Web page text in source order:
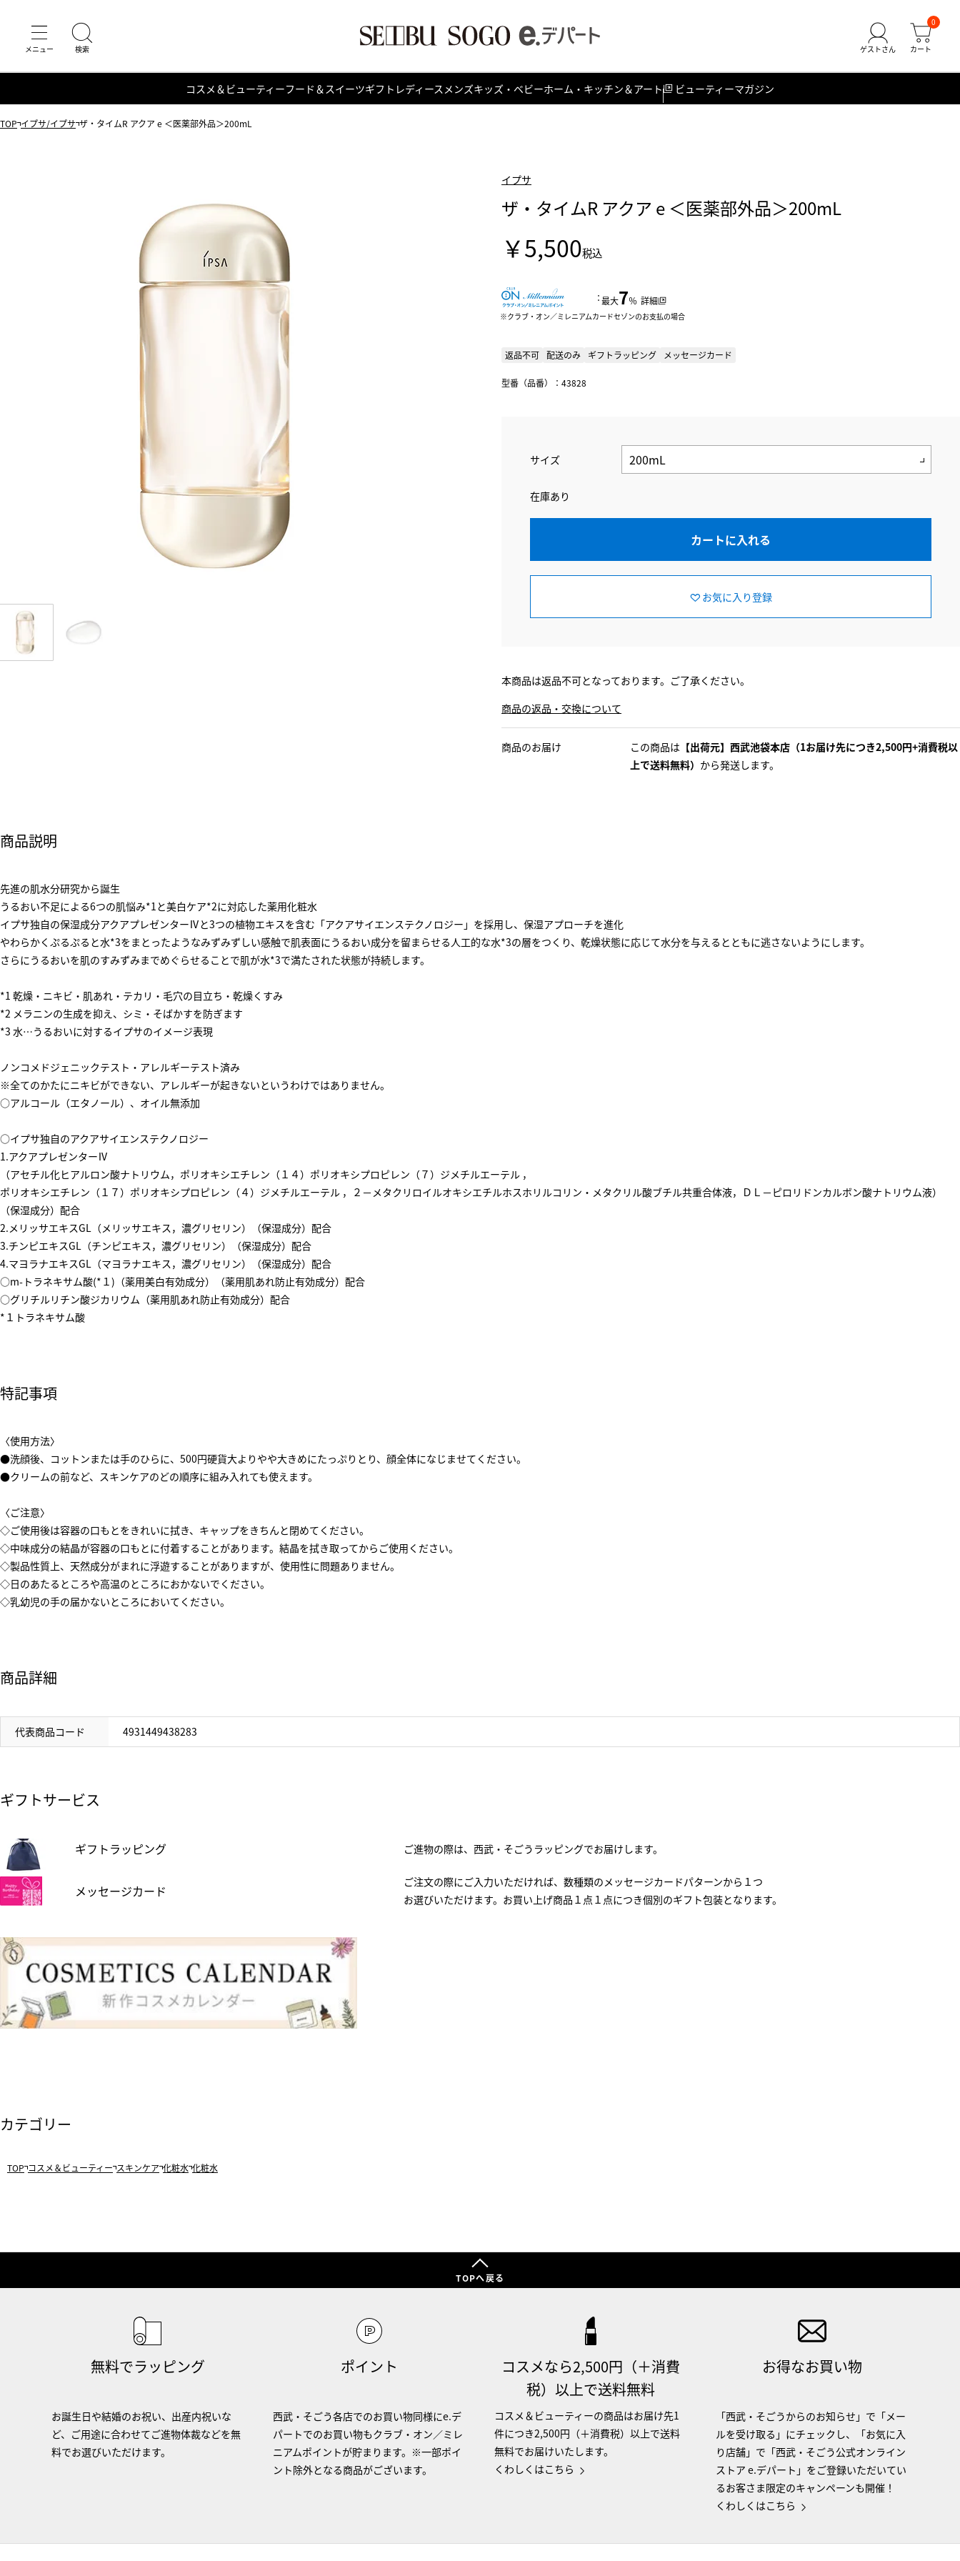
0
コスメ＆ビューティーフード＆スイーツギフト レディース メンズキッズ・ベビーホーム・キッチン＆アート ビューティーマガジン
TOP イプサ/イプサ ザ・タイムR アクア e ＜医薬部外品＞200mL
イプサ
ザ・タイムR アクア e ＜医薬部外品＞200mL
￥5,500税込
：最大7％ 詳細
クラブ・オン／ミレニアムカードセゾンのお支払の場合
返品不可 配送のみ ギフトラッピング メッセージカード
型番（品番）：43828
サイズ
在庫あり
カートに入れる
お気に入り登録
本商品は返品不可となっております。ご了承ください。
商品の返品・交換について
商品のお届け この商品は 【出荷元】西武池袋本店（1お届け先につき2,500円+消費税以
上で送料無料） から発送します。
商品説明
先進の肌水分研究から誕生
うるおい不足による6つの肌悩み*1と美白ケア*2に対応した薬用化粧水
イプサ独自の保湿成分アクアプレゼンターⅣと3つの植物エキスを含む「アクアサイエンステクノロジー」を採用し、保湿アプローチを進化
やわらかくぷるぷると水*3をまとったようなみずみずしい感触で肌表面にうるおい成分を留まらせる人工的な水*3の層をつくり、乾燥状態に応じて水分を与えるとともに逃さないようにします。
さらにうるおいを肌のすみずみまでめぐらせることで肌が水*3で満たされた状態が持続します。
*1 乾燥・ニキビ・肌あれ・テカリ・毛穴の目立ち・乾燥くすみ
*2 メラニンの生成を抑え、シミ・そばかすを防ぎます
*3 水…うるおいに対するイプサのイメージ表現
ノンコメドジェニックテスト・アレルギーテスト済み
※全てのかたにニキビができない、アレルギーが起きないというわけではありません。
○アルコール（エタノール）、オイル無添加
○イプサ独自のアクアサイエンステクノロジー
1.アクアプレゼンターⅣ
（アセチル化ヒアルロン酸ナトリウム，ポリオキシエチレン（１４）ポリオキシプロピレン（７）ジメチルエーテル ，
ポリオキシエチレン（１７）ポリオキシプロピレン（４）ジメチルエーテル ，２－メタクリロイルオキシエチルホスホリルコリン・メタクリル酸ブチル共重合体液，ＤＬ－ピロリドンカルボン酸ナトリウム液）
（保湿成分）配合
2.メリッサエキスGL（メリッサエキス，濃グリセリン）（保湿成分）配合
3.チンピエキスGL（チンピエキス，濃グリセリン）（保湿成分）配合
4.マヨラナエキスGL（マヨラナエキス，濃グリセリン）（保湿成分）配合
○m-トラネキサム酸(*１)（薬用美白有効成分）（薬用肌あれ防止有効成分）配合
○グリチルリチン酸ジカリウム（薬用肌あれ防止有効成分）配合
*１トラネキサム酸
特記事項
〈使用方法〉
●洗顔後、コットンまたは手のひらに、500円硬貨大よりやや大きめにたっぷりとり、顔全体になじませてください。
●クリームの前など、スキンケアのどの順序に組み入れても使えます。
〈ご注意〉
◇ご使用後は容器の口もとをきれいに拭き、キャップをきちんと閉めてください。
◇中味成分の結晶が容器の口もとに付着することがあります。結晶を拭き取ってからご使用ください。
◇製品性質上、天然成分がまれに浮遊することがありますが、使用性に問題ありません。
◇日のあたるところや高温のところにおかないでください。
◇乳幼児の手の届かないところにおいてください。
商品詳細
代表商品コード 4931449438283
ギフトサービス
ギフトラッピング ご進物の際は、西武・そごうラッピングでお届けします。
メッセージカード
ご注文の際にご入力いただければ、数種類のメッセージカードパターンから１つ
お選びいただけます。お買い上げ商品１点１点につき個別のギフト包装となります。
カテゴリー
TOP コスメ＆ビューティー スキンケア 化粧水 化粧水
TOPへ戻る
無料でラッピング
お誕生日や結婚のお祝い、出産内祝いな
ど、ご用途に合わせてご進物体裁などを無
料でお選びいただけます。
ポイント
西武・そごう各店でのお買い物同様にe.デ
パートでのお買い物もクラブ・オン／ミレ
ニアムポイントが貯まります。※一部ポイ
ント除外となる商品がございます。
コスメなら2,500円（＋消費
税）以上で送料無料
コスメ＆ビューティーの商品はお届け先1
件につき2,500円（＋消費税）以上で送料
無料でお届けいたします。
くわしくはこちら
お得なお買い物
「西武・そごうからのお知らせ」で「メー
ルを受け取る」にチェックし、「お気に入
り店舗」で「西武・そごう公式オンライン
ストア e.デパート」をご登録いただいてい
るお客さま限定のキャンペーンも開催！
くわしくはこちら